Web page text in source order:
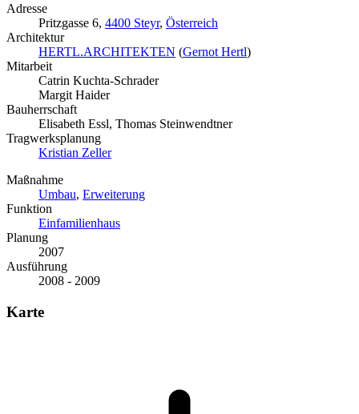
Adresse
Pritzgasse 6, 4400 Steyr, Österreich
Architektur
HERTL.ARCHITEKTEN (Gernot Hertl)
Mitarbeit
Catrin Kuchta-Schrader
Margit Haider
Bauherrschaft
Elisabeth Essl, Thomas Steinwendtner
Tragwerksplanung
Kristian Zeller
Maßnahme
Umbau, Erweiterung
Funktion
Einfamilienhaus
Planung
2007
Ausführung
2008 - 2009
Karte